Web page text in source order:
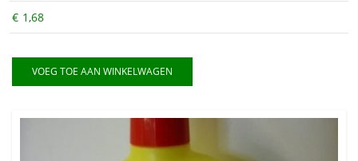
€ 1,68
VOEG TOE AAN WINKELWAGEN